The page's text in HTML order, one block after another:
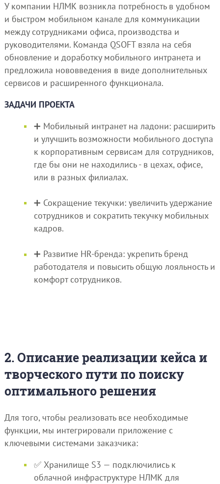
У компании НЛМК возникла потребность в удобном
и быстром мобильном канале для коммуникации
между сотрудниками офиса, производства и
руководителями. Команда QSOFT взяла на себя
обновление и доработку мобильного интранета и
предложила нововведения в виде дополнительных
сервисов и расширенного функционала.
ЗАДАЧИ ПРОЕКТА
➕ Мобильный интранет на ладони: расширить
и улучшить возможности мобильного доступа
к корпоративным сервисам для сотрудников,
где бы они не находились - в цехах, офисе,
или в разных филиалах.
➕ Сокращение текучки: увеличить удержание
сотрудников и сократить текучку мобильных
кадров.
➕ Развитие HR-бренда: укрепить бренд
работодателя и повысить общую лояльность и
комфорт сотрудников.
2. Описание реализации кейса и
творческого пути по поиску
оптимального решения
Для того, чтобы реализовать все необходимые
функции, мы интегрировали приложение с
ключевыми системами заказчика:
✅ Хранилище S3 — подключились к
облачной инфраструктуре НЛМК для